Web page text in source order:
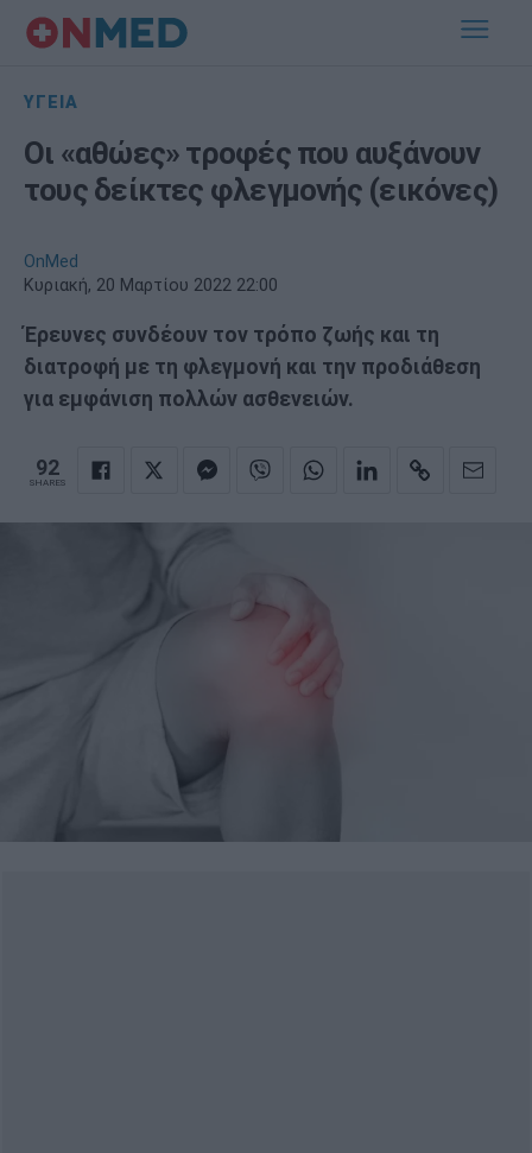
ΥΓΕΙΑ
Οι «αθώες» τροφές που αυξάνουν
τους δείκτες φλεγμονής (εικόνες)
OnMed
Κυριακή, 20 Μαρτίου 2022 22:00
Έρευνες συνδέουν τον τρόπο ζωής και τη
διατροφή με τη φλεγμονή και την προδιάθεση
για εμφάνιση πολλών ασθενειών.
92
SHARES